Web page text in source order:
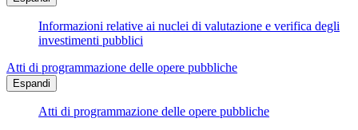
Informazioni relative ai nuclei di valutazione e verifica degli
investimenti pubblici
Atti di programmazione delle opere pubbliche
Espandi
Atti di programmazione delle opere pubbliche